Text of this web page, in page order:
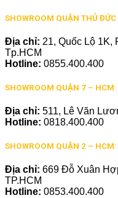
SHOWROOM QUẬN THỦ
Địa chỉ: 21, Quốc Lộ 1K,
Tp.HCM
Hotline: 0855.400.400
SHOWROOM QUẬN 7 – HCM
Địa chỉ: 511, Lê Văn
Hotline: 0818.400.400
SHOWROOM QUẬN 2 – HCM:
Địa chỉ: 669 Đỗ Xuân
TP.HCM
Hotline: 0853.400.400